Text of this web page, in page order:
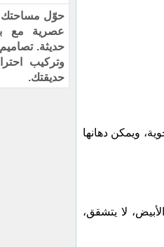
ويمكن دهانها
لا يتشقق،
حوّل مساحتك
عصرية مع
حديثة.
وتركيب
حديقتك.